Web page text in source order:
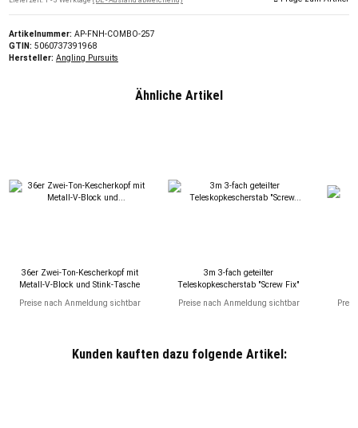
Artikelnummer: AP-FNH-COMBO-257
GTIN: 5060737391968
Hersteller: Angling Pursuits
Ähnliche Artikel
36er Zwei-Ton-Kescherkopf mit
Metall-V-Block und Stink-Tasche
Preise nach Anmeldung sichtbar
3m 3-fach geteilter
Teleskopkescherstab "Screw Fix"
Preise nach Anmeldung sichtbar
Kunden kauften dazu folgende Artikel: